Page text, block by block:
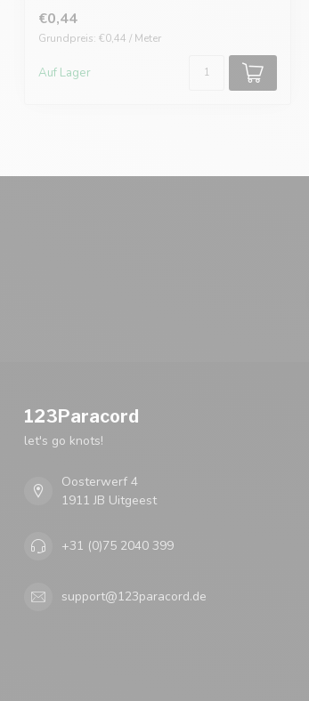
€0,44
Grundpreis: €0,44 / Meter
Auf Lager
123Paracord
let's go knots!
Oosterwerf 4
1911 JB Uitgeest
+31 (0)75 2040 399
support@123paracord.de